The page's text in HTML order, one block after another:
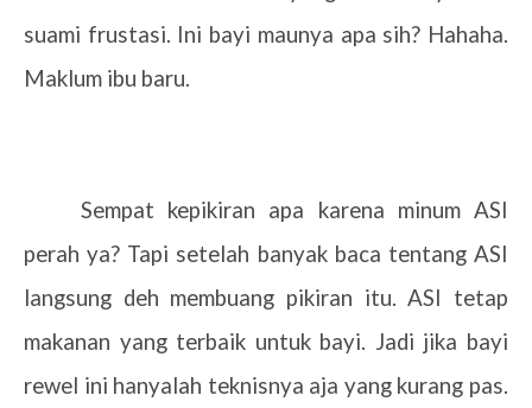
suami frustasi. Ini bayi maunya apa sih? Hahaha.
Maklum ibu baru.
Sempat kepikiran apa karena minum ASI
perah ya? Tapi setelah banyak baca tentang ASI
langsung deh membuang pikiran itu. ASI tetap
makanan yang terbaik untuk bayi. Jadi jika bayi
rewel ini hanyalah teknisnya aja yang kurang pas.